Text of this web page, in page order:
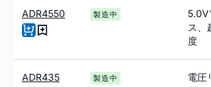
ADR4550 製造中
5.0V
ス、
度
ADR435 製造中
電圧